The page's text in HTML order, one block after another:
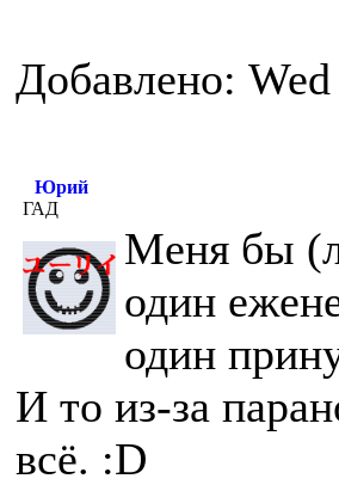
Добавлено:
Юрий
ГАД
Меня бы
один
один
И то из-за
всё. :D